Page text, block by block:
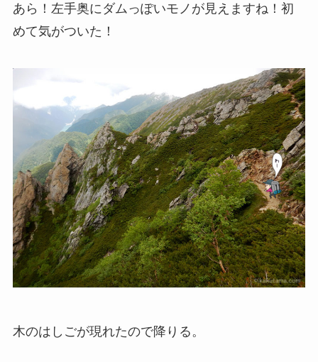
あら！左手奥にダムっぽいモノが見えますね！初
めて気がついた！
木のはしごが現れたので降りる。